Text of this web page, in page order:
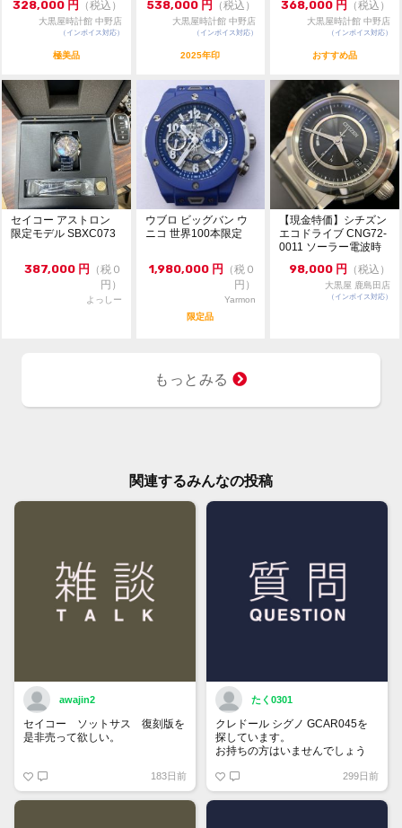
ケース径 37mm リューズ含まず
手巻き式
日差 +30秒 参考値
素材 18KYG
純正ベルト *使用感あり
純正尾錠 *18KYG
付属品 保証書
328,000 円 （税込）
大黒屋時計館 中野店
（インボイス対応）
極美品
538,000 円 （税込）
大黒屋時計館 中野店
（インボイス対応）
2025年印
368,000 円 （税込）
大黒屋時計館 中野店
（インボイス対応）
おすすめ品
セイコー アストロン
限定モデル SBXC073
387,000 円 （税０
円）
よっしー
ウブロ ビッグバン ウ
ニコ 世界100本限定
1,980,000 円 （税０
円）
Yarmon
限定品
【現金特価】シチズン
エコドライブ CNG72-
0011 ソーラー電波時
98,000 円 （税込）
大黒屋 鹿島田店
（インボイス対応）
もっとみる
関連するみんなの投稿
awajin2
セイコー ソットサス 復刻版を
是非売って欲しい。
183日前
たく0301
クレドール シグノ GCAR045を
探しています。
お持ちの方はいませんでしょう
299日前